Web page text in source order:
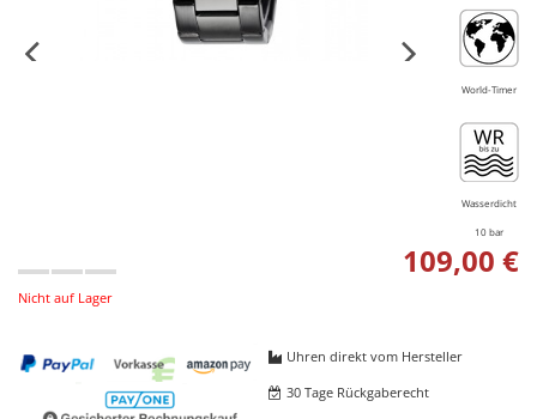
World-Timer
Wasserdicht
10 bar
109,00 €
Nicht auf Lager
Uhren direkt vom Hersteller
30 Tage Rückgaberecht